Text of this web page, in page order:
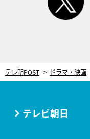
テレ朝POST ドラマ・映画
テレビ朝日